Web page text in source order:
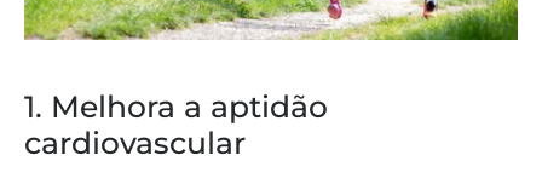
1. Melhora a aptidão
cardiovascular